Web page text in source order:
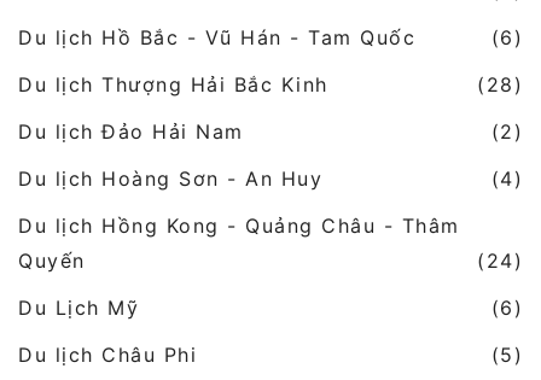
Du lịch Hồ Bắc - Vũ Hán - Tam Quốc
(6)
Du lịch Thượng Hải Bắc Kinh
(28)
Du lịch Đảo Hải Nam
(2)
Du lịch Hoàng Sơn - An Huy
(4)
Du lịch Hồng Kong - Quảng Châu - Thâm
Quyến
(24)
Du Lịch Mỹ
(6)
Du lịch Châu Phi
(5)